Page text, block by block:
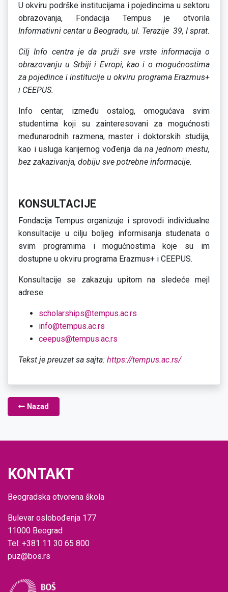
U okviru podrške institucijama i pojedincima u sektoru
obrazovanja, Fondacija Tempus je otvorila
Informativni centar u Beogradu, ul. Terazije 39, I sprat.
Cilj Info centra je da pruži sve vrste informacija o
obrazovanju u Srbiji i Evropi, kao i o mogućnostima
za pojedince i institucije u okviru programa Erazmus+
i CEEPUS.
Info centar, između ostalog, omogućava svim
studentima koji su zainteresovani za mogućnosti
međunarodnih razmena, master i doktorskih studija,
kao i usluga karijernog vođenja da na jednom mestu,
bez zakazivanja, dobiju sve potrebne informacije.
KONSULTACIJE
Fondacija Tempus organizuje i sprovodi individualne
konsultacije u cilju boljeg informisanja studenata o
svim programima i mogućnostima koje su im
dostupne u okviru programa Erazmus+ i CEEPUS.
Konsultacije se zakazuju upitom na sledeće mejl
adrese:
scholarships@tempus.ac.rs
info@tempus.ac.rs
ceepus@tempus.ac.rs
Tekst je preuzet sa sajta: https://tempus.ac.rs/
Nazad
KONTAKT
Beogradska otvorena škola
Bulevar oslobođenja 177
11000 Beograd
Tel: +381 11 30 65 800
puz@bos.rs